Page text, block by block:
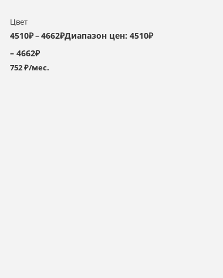
Цвет
4510₽–4662₽Диапазон цен: 4510₽
– 4662₽
752 ₽/мес.